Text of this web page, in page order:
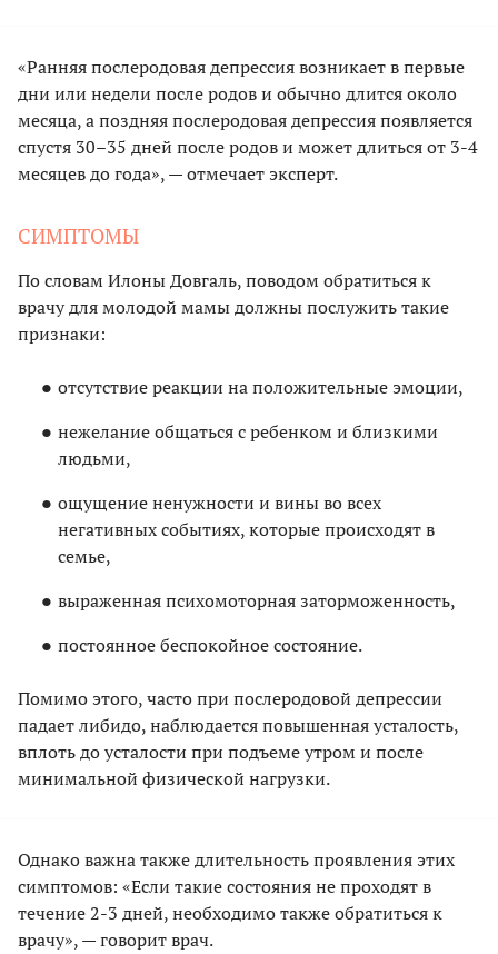
«Ранняя послеродовая депрессия возникает в первые
дни или недели после родов и обычно длится около
месяца, а поздняя послеродовая депрессия появляется
спустя 30–35 дней после родов и может длиться от 3-4
месяцев до года», — отмечает эксперт.
СИМПТОМЫ
По словам Илоны Довгаль, поводом обратиться к
врачу для молодой мамы должны послужить такие
признаки:
отсутствие реакции на положительные эмоции,
нежелание общаться с ребенком и близкими
людьми,
ощущение ненужности и вины во всех
негативных событиях, которые происходят в
семье,
выраженная психомоторная заторможенность,
постоянное беспокойное состояние.
Помимо этого, часто при послеродовой депрессии
падает либидо, наблюдается повышенная усталость,
вплоть до усталости при подъеме утром и после
минимальной физической нагрузки.
Однако важна также длительность проявления этих
симптомов: «Если такие состояния не проходят в
течение 2-3 дней, необходимо также обратиться к
врачу», — говорит врач.